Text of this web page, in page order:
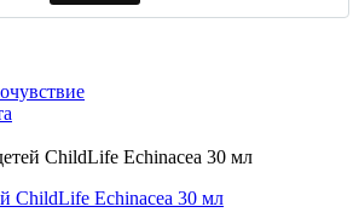
ChildLife Echinacea 30 мл